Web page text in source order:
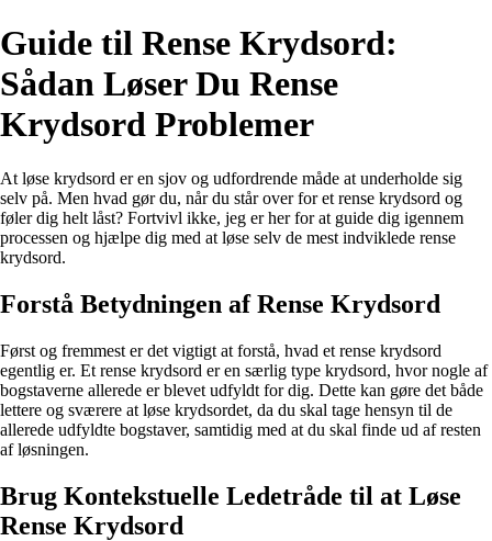
Guide til Rense Krydsord:
Sådan Løser Du Rense
Krydsord Problemer
At løse krydsord er en sjov og udfordrende måde at underholde sig
selv på. Men hvad gør du, når du står over for et rense krydsord og
føler dig helt låst? Fortvivl ikke, jeg er her for at guide dig igennem
processen og hjælpe dig med at løse selv de mest indviklede rense
krydsord.
Forstå Betydningen af Rense Krydsord
Først og fremmest er det vigtigt at forstå, hvad et rense krydsord
egentlig er. Et rense krydsord er en særlig type krydsord, hvor nogle af
bogstaverne allerede er blevet udfyldt for dig. Dette kan gøre det både
lettere og sværere at løse krydsordet, da du skal tage hensyn til de
allerede udfyldte bogstaver, samtidig med at du skal finde ud af resten
af løsningen.
Brug Kontekstuelle Ledetråde til at Løse
Rense Krydsord